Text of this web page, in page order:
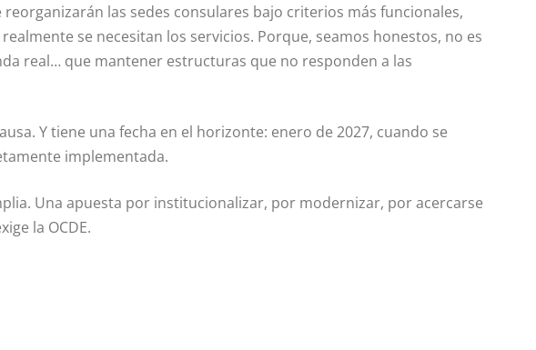
las sedes consulares bajo criterios más funcionales,
se necesitan los servicios. Porque, seamos honestos, no es
real… que mantener estructuras que no responden a las
Y tiene una fecha en el horizonte: enero de 2027, cuando se
implementada.
Una apuesta por institucionalizar, por modernizar, por acercarse
la OCDE.